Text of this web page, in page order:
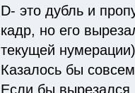
D- это дубль и
кадр, но его
текущей
Казалось бы
Если бы вырезался